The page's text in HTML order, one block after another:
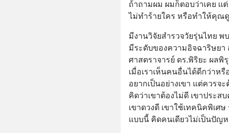
ถ้าถามผม ผมก็ตอบว่าเคย แ
ไม่ทำร้ายใคร หรือทำให้คุณ
มีงานวิจัยสำรวจวัยรุ่นไทย พ
มีระดับของความอิจฉาริษยา
ศาสตราจารย์ ดร.พิริยะ ผลพิ
เมื่อเราเห็นคนอื่นได้ดีกว่าห
อยากเป็นอย่างเขา แต่ควรจ
คิดว่าเขาต้องไม่ดี เขาประส
เขาดวงดี เขาใช้เทคนิคพิเศ
แบบนี้ คิดคนเดียวไม่เป็นปั